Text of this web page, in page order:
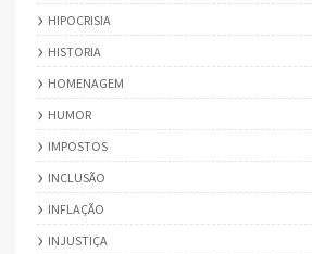
HIPOCRISIA
HISTORIA
HOMENAGEM
HUMOR
IMPOSTOS
INCLUSÃO
INFLAÇÃO
INJUSTIÇA